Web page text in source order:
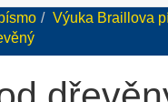
reklamu si můžete
Výuka Braillova